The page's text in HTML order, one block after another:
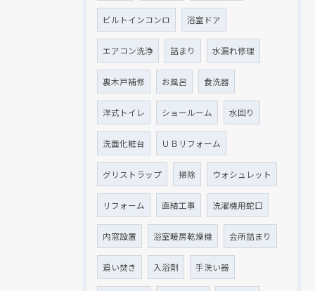
ビルトインコンロ 浴室ドア
エアコン洗浄 詰まり 水漏れ修理
裏木戸補修 お風呂 食洗器
洋式トイレ ショールーム 水回り
洗面化粧台 ＵＢリフォーム
グリストラップ 掃除 ウォシュレット
リフォーム 直結工事 洗濯機用蛇口
内窓設置 浴室暖房乾燥機 会所詰まり
追い焚き 入浴剤 手洗い器
クリックでチラシのページにジャンプします
クリックでチラシのページにジャンプします